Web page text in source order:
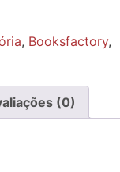
, Booksfactory,
(0)